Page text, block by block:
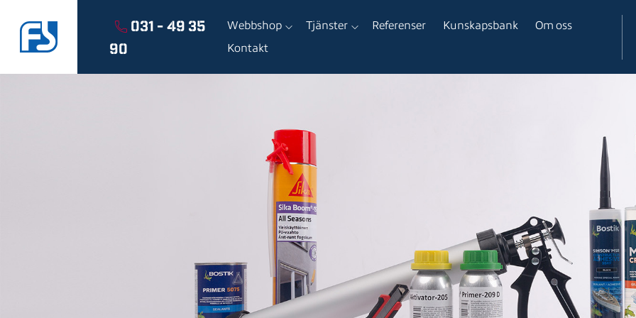
031 - 49 35
90
Webbshop Tjänster Referenser Kunskapsbank
Om oss
Kontakt